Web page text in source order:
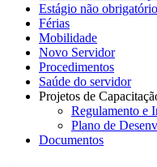
Estágio não obrigatório
Férias
Mobilidade
Novo Servidor
Procedimentos
Saúde do servidor
Projetos de
Regulamento e
Plano de
Documentos